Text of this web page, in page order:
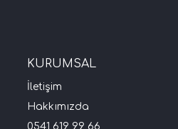
KURUMSAL
İletişim
Hakkımızda
0541 619 99 66